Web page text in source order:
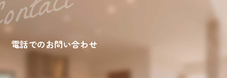
電話でのお問い合わせ